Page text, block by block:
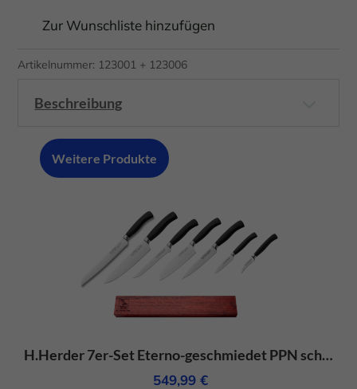
Küchenmesser
und
groß
Zur Wunschliste hinzufügen
Artikelnummer: 123001 + 123006
Beschreibung
Weitere Produkte
H.Herder 7er-Set Eterno-geschmiedet PPN schwarz mit Magnetleiste aus Padouk Rotholz
549,99 €
Cookie-Informationen anzeigen